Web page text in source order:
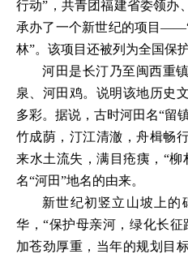
行动”，共青团福建省委领办
承办了一个新世纪的项目
林”。该项目还被列为全国保
河田是长汀乃至闽西重
泉、河田鸡。说明该地历史
多彩。据说，古时河田名“留
竹成荫，汀江清澈，舟楫畅
来水土流失，满目疮痍，“
名“河田”地名的由来。
新世纪初竖立山坡上的
华，“保护母亲河，绿化长征
加苍劲厚重，当年的规划目